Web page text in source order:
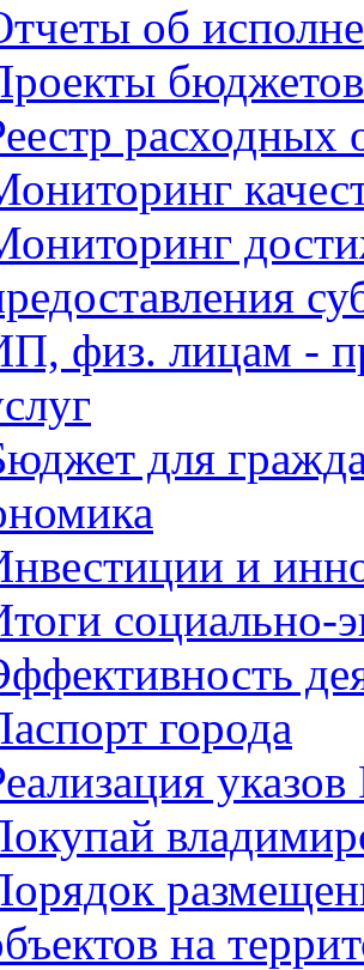
об
бюджетов
расходных
физ. лицам -
для
и
социально-
города
на